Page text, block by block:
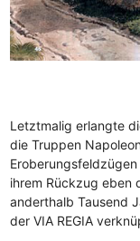
Letztmalig erlangte
die Truppen
ihrem Rückzug eben
anderthalb Tausend
der VIA REGIA